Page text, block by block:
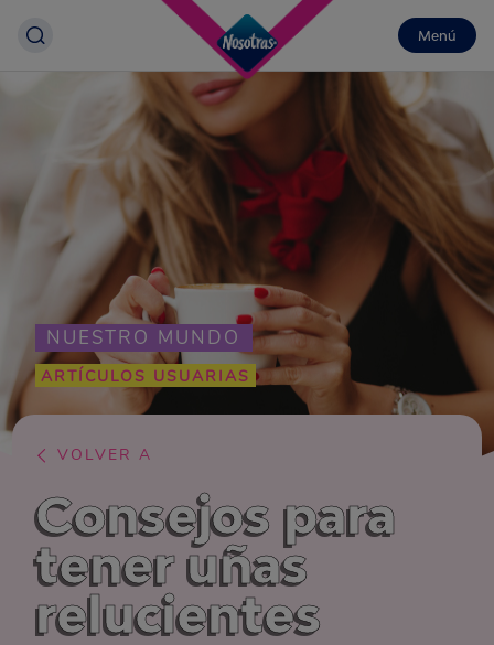
Menú
NUESTRO MUNDO
ARTÍCULOS USUARIAS
VOLVER A
Consejos para
tener uñas
relucientes